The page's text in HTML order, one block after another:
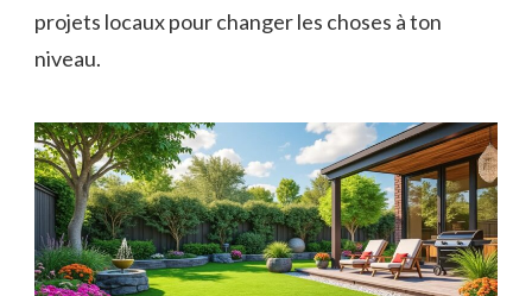
projets locaux pour changer les choses à ton
niveau.